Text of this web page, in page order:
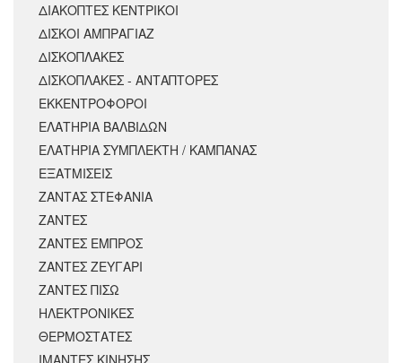
ΔΙΑΚΟΠΤΕΣ ΚΕΝΤΡΙΚΟΙ
ΔΙΣΚΟΙ ΑΜΠΡΑΓΙΑΖ
ΔΙΣΚΟΠΛΑΚΕΣ
ΔΙΣΚΟΠΛΑΚΕΣ - ΑΝΤΑΠΤΟΡΕΣ
ΕΚΚΕΝΤΡΟΦΟΡΟΙ
ΕΛΑΤΗΡΙΑ ΒΑΛΒΙΔΩΝ
ΕΛΑΤΗΡΙΑ ΣΥΜΠΛΕΚΤΗ / ΚΑΜΠΑΝΑΣ
ΕΞΑΤΜΙΣΕΙΣ
ΖΑΝΤΑΣ ΣΤΕΦΑΝΙΑ
ΖΑΝΤΕΣ
ΖΑΝΤΕΣ ΕΜΠΡΟΣ
ΖΑΝΤΕΣ ΖΕΥΓΑΡΙ
ΖΑΝΤΕΣ ΠΙΣΩ
ΗΛΕΚΤΡΟΝΙΚΕΣ
ΘΕΡΜΟΣΤΑΤΕΣ